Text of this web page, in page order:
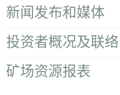
新闻发布和媒体
投资者概况及联络
矿场资源报表